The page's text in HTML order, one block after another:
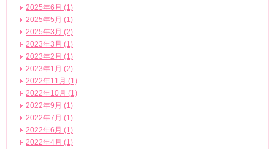
2025年6月 (1)
2025年5月 (1)
2025年3月 (2)
2023年3月 (1)
2023年2月 (1)
2023年1月 (2)
2022年11月 (1)
2022年10月 (1)
2022年9月 (1)
2022年7月 (1)
2022年6月 (1)
2022年4月 (1)